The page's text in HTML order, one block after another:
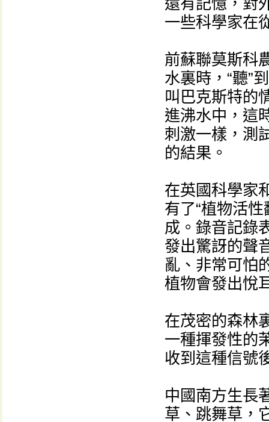
還有記憶，對
一些科學家在
前蘇聯莫斯科
水裏時，“聽”
叫巴克斯特的
進沸水中，這
刺激一樣，測
的結果。
在英國科學家
有了“植物活
成。錄音記錄
發出驚訝的聲
亂、非常可怕
植物會發出悅
在茂密的森林
一種揮發性的
收到這種信號
中國南方生長
草、跳舞草，